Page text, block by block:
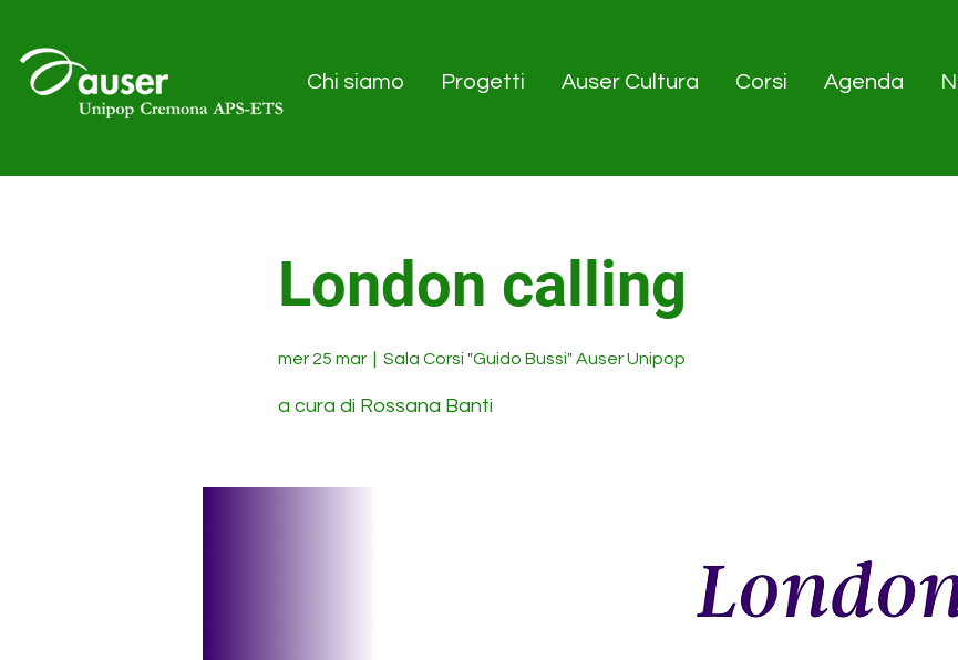
Chi siamo Progetti Auser Cultura Corsi Agenda
London calling
mer 25 mar
  |
Sala Corsi "Guido Bussi" Auser Unipop
a cura di Rossana Banti